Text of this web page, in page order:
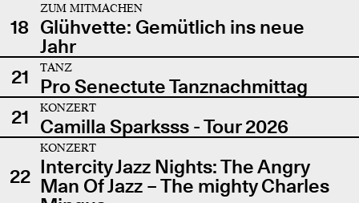
18
ZUM MITMACHEN
Glühvette: Gemütlich ins neue
Jahr
21
TANZ
Pro Senectute Tanznachmittag
21
KONZERT
Camilla Sparksss - Tour 2026
22
KONZERT
Intercity Jazz Nights: The Angry
Man Of Jazz – The mighty Charles